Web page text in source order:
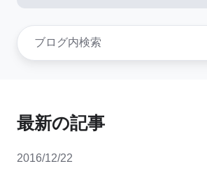
最新の記事
2016/12/22